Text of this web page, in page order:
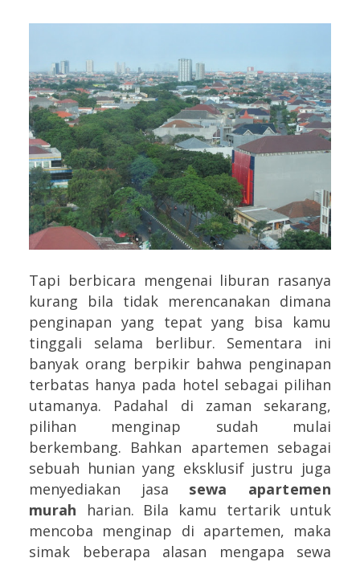
Tapi berbicara mengenai liburan rasanya
kurang bila tidak merencanakan dimana
penginapan yang tepat yang bisa kamu
tinggali selama berlibur. Sementara ini
banyak orang berpikir bahwa penginapan
terbatas hanya pada hotel sebagai pilihan
utamanya. Padahal di zaman sekarang,
pilihan menginap sudah mulai
berkembang. Bahkan apartemen sebagai
sebuah hunian yang eksklusif justru juga
menyediakan jasa sewa apartemen
murah harian. Bila kamu tertarik untuk
mencoba menginap di apartemen, maka
simak beberapa alasan mengapa sewa